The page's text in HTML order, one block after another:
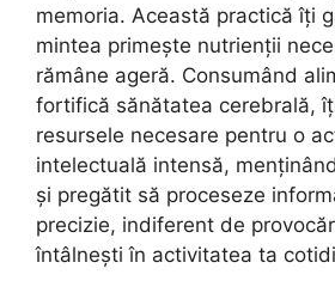
memoria. Această practică îți
mintea primește nutrienții
rămâne ageră. Consumând
fortifică sănătatea cerebrală,
resursele necesare pentru o
intelectuală intensă,
și pregătit să proceseze
precizie, indiferent de
întâlnești în activitatea ta